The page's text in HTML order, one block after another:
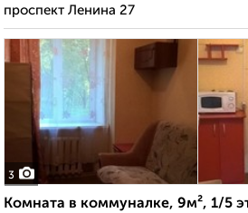
проспект Ленина 27
3
Комната в коммуналке, 9м², 1/5